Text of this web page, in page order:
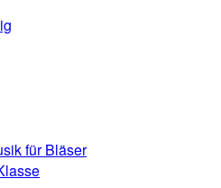
für Bläser